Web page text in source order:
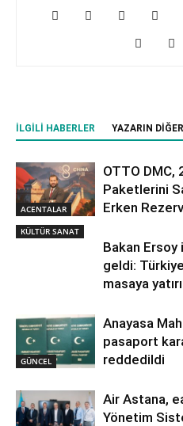
İLGILI HABERLER YAZARIN
ACENTALAR
OTTO DMC,
Paketlerini
Erken
KÜLTÜR SANAT
Bakan Ersoy
geldi:
masaya
GÜNCEL
Anayasa
pasaport
reddedildi
Air Astana,
Yönetim